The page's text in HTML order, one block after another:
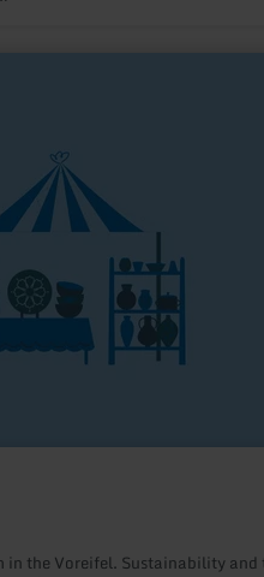
in the Voreifel. Sustainability and